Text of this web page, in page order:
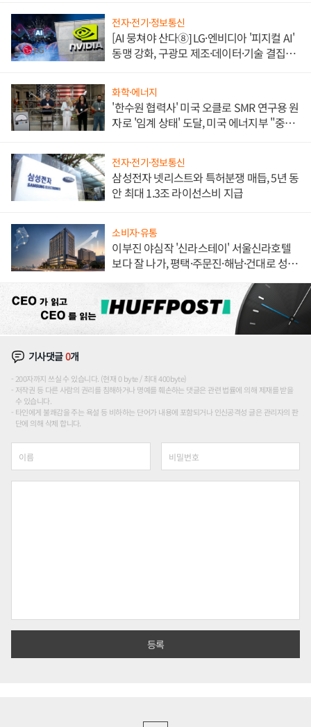
전자·전기·정보통신
[AI 뭉쳐야 산다⑧] LG·엔비디아 '피지컬 AI'
동맹 강화, 구광모 제조·데이터·기술 결집
화학·에너지
'한수원 협력사' 미국 오클로 SMR 연구용 원
자로 '임계 상태' 도달, 미국 에너지부 "중요
전자·전기·정보통신
삼성전자 넷리스트와 특허분쟁 매듭, 5년 동
안 최대 1.3조 라이선스비 지급
소비자·유통
이부진 야심작 '신라스테이' 서울신라호텔
보다 잘 나가, 평택·주문진·해남·건대로 성
기사댓글0개
200자까지 쓰실 수 있습니다. (현재 0 byte / 최대 400byte)
저작권 등 다른 사람의 권리를 침해하거나 명예를 훼손하는 댓글은 관련 법률에 의해 제재를 받을
수 있습니다.
타인에게 불쾌감을 주는 욕설 등 비하하는 단어가 내용에 포함되거나 인신공격성 글은 관리자의 판
단에 의해 삭제 합니다.